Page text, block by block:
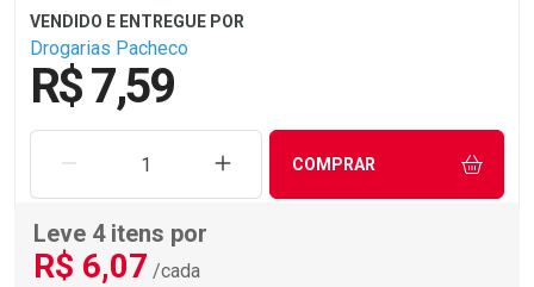
Drogarias Pacheco
R$ 7,59
REMOVER UMA UNIDADEAUMENTAR UMA UNIDADE
COMPRAR
Leve 4 itens por
R$ 6,07 /cada